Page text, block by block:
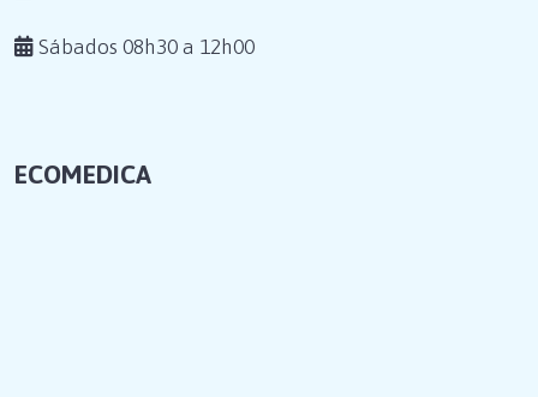
Sábados 08h30 a 12h00
ECOMEDICA